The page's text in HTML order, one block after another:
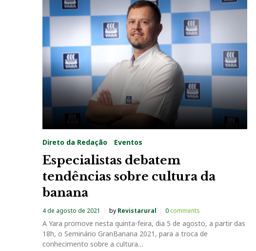
T
a
g
:
A
g
r
i
o
n
Direto da Redação Eventos
Especialistas debatem
tendências sobre cultura da
banana
4 de agosto de 2021 by Revistarural 0comments
A Yara promove nesta quinta-feira, dia 5 de agosto, a partir das
18h, o Seminário GranBanana 2021, para a troca de
conhecimento sobre a cultura…